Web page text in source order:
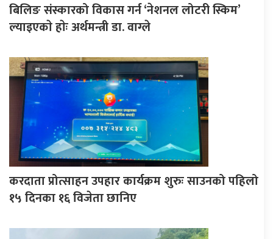
बिलिङ संस्कारको विकास गर्न ‘नेशनल लोटरी स्किम’
ल्याइएकाे हाेः अर्थमन्त्री डा. वाग्ले
करदाता प्रोत्साहन उपहार कार्यक्रम शुरुः साउनको पहिलो
१५ दिनका १६ विजेता छानिए